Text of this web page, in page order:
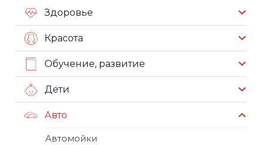
Здоровье
Красота
Обучение, развитие
Дети
Авто
Автомойки